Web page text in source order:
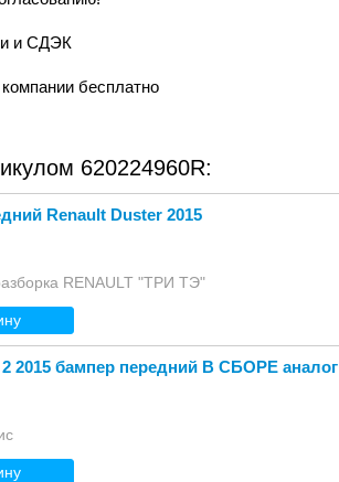
и СДЭК
бесплатно
620224960R:
Renault Duster 2015
RENAULT "ТРИ ТЭ"
2 2015 бампер передний В СБОРЕ аналог